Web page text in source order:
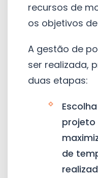
recursos de
os objetivos
A gestão de
ser realizada,
duas etapas:
projeto
de